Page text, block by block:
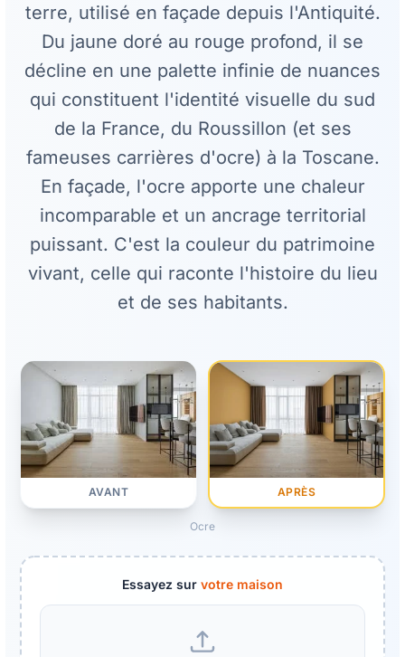
terre, utilisé en façade depuis l'Antiquité.
Du jaune doré au rouge profond, il se
décline en une palette infinie de nuances
qui constituent l'identité visuelle du sud
de la France, du Roussillon (et ses
fameuses carrières d'ocre) à la Toscane.
En façade, l'ocre apporte une chaleur
incomparable et un ancrage territorial
puissant. C'est la couleur du patrimoine
vivant, celle qui raconte l'histoire du lieu
et de ses habitants.
AVANT APRÈS
Ocre
Essayez sur votre maison